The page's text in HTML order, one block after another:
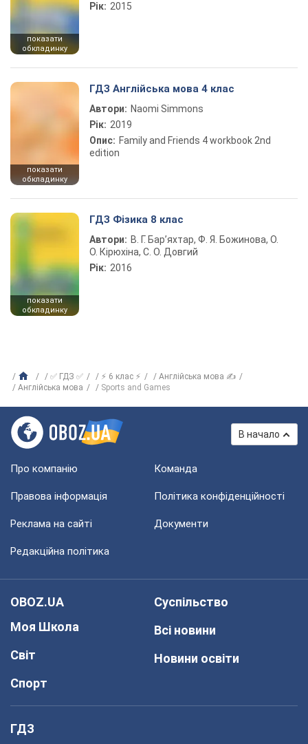
показати
обкладинку
Рік: 2015
показати
обкладинку
ГДЗ Англійська мова 4 клас
Автори: Naomi Simmons
Рік: 2019
Опис: Family and Friends 4 workbook 2nd
edition
показати
обкладинку
ГДЗ Фізика 8 клас
Автори: В. Г. Бар’яхтар, Ф. Я. Божинова, О.
О. Кірюхіна, С. О. Довгий
Рік: 2016
✅ ГДЗ ✅ ⚡ 6 клас ⚡
Англійська мова ✍
Англійська мова
Sports and Games
В начало
Про компанію Команда
Правова інформація Політика конфіденційності
Реклама на сайті Документи
Редакційна політика
OBOZ.UA
Моя Школа
Світ
Спорт
Суспільство
Всі новини
Новини освіти
ГДЗ